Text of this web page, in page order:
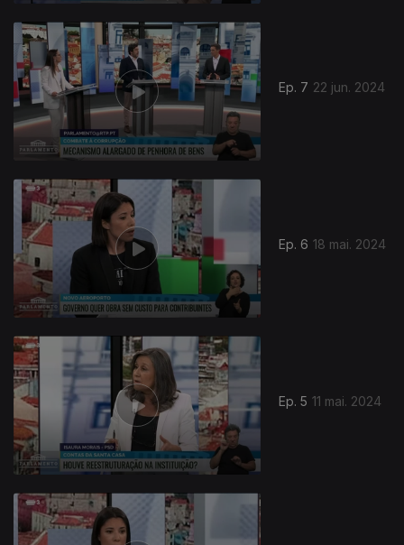
Ep. 7 22 jun. 2024
Ep. 6 18 mai. 2024
Ep. 5 11 mai. 2024